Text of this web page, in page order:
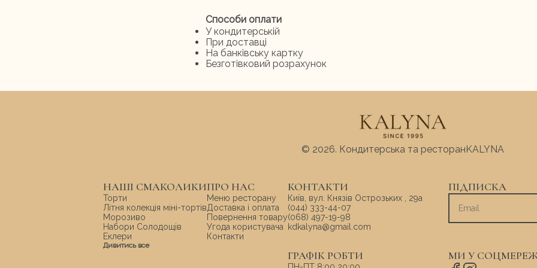
Способи оплати
У кондитерській
При доставці
На банківську картку
Безготівковий розрахунок
© 2026. Кондитерська та ресторанKALYNA
НАШІ СМАКОЛИКИ
Торти
Літня колекція міні-тортів
Морозиво
Набори Солодощів
Еклери
Дивитись все
ПРО НАС
Меню ресторану
Доставка і оплата
Повернення товару
Угода користувача
Контакти
КОНТАКТИ
Київ, вул. Князів Острозьких , 29а
(044) 333-44-07
(068) 497-19-98
kdkalyna@gmail.com
ПІДПИСКА
ГРАФІК РОБТИ МИ У